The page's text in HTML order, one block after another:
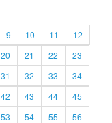
9 10 11
12
20 21 22
23
31 32 33
34
42 43 44
45
53 54 55
56